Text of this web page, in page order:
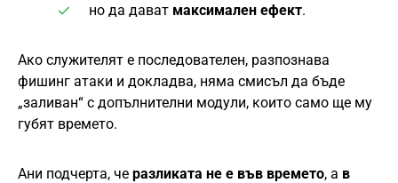
но да дават максимален ефект.
Ако служителят е последователен, разпознава
фишинг атаки и докладва, няма смисъл да бъде
„заливан“ с допълнителни модули, които само ще му
губят времето.
Ани подчерта, че разликата не е във времето, а в